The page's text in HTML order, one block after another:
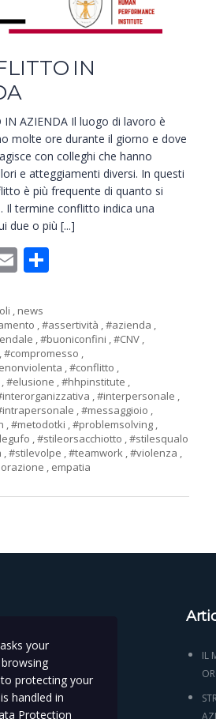
IN
IN AZIENDA Il luogo di lavoro è
molte ore durante il giorno e dove
con colleghi che hanno
e atteggiamenti diversi. In questi
è più frequente di quanto si
Il termine conflitto indica una
due o più [...]
Email
, news
,#assertività ,#azienda ,
,#buoniconfini ,#CNV ,
,#compromesso ,
,#conflitto ,
,#elusione ,#hhpinstitute ,
,#interpersonale ,
,#messaggioio ,
,#metodotki ,#problemsolving ,
,#stileorsacchiotto ,#stilesqualo
,#stilevolpe ,#teamwork ,#violenza ,
, empatia
umana
IL
your
protecting your
handled in
Protection